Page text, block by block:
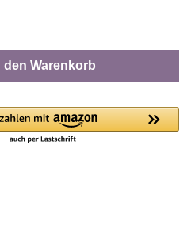
Wert ein
den Warenkorb